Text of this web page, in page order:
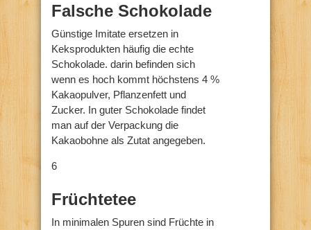
Falsche Schokolade
Günstige Imitate ersetzen in
Keksprodukten häufig die echte
Schokolade. darin befinden sich
wenn es hoch kommt höchstens 4 %
Kakaopulver, Pflanzenfett und
Zucker. In guter Schokolade findet
man auf der Verpackung die
Kakaobohne als Zutat angegeben.
6
Früchtetee
In minimalen Spuren sind Früchte in